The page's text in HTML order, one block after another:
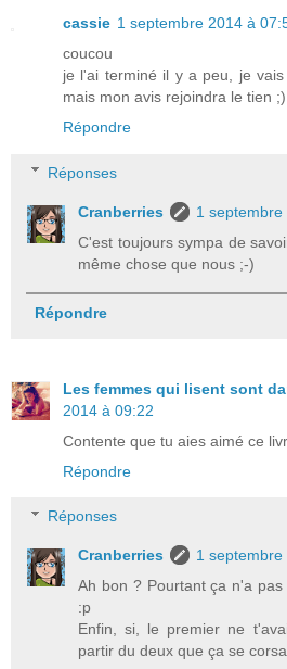
cassie 1 septembre 2014 à
coucou
je l'ai terminé il y a peu, je
mais mon avis rejoindra le tien ;)
Répondre
Réponses
Cranberries
1
C'est toujours sympa de
même chose que nous ;-)
Répondre
Les femmes qui lisent sont
2014 à 09:22
Contente que tu aies aimé ce
Répondre
Réponses
Cranberries
1
Ah bon ? Pourtant ça n'a
:p
Enfin, si, le premier ne
partir du deux que ça se